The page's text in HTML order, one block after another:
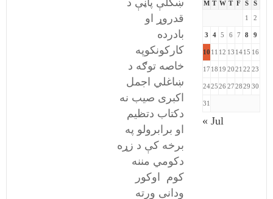
ښکلې پاڼې د
قدروړ او
بادرده
کارکونکوپه
خاصه توګه د
ښاغلي اجمل
اکبری صيب نه
دکتاب دتظيم
او برابرولو په
برخه کې د زړه
دکومي مننه
کوم اوکور
ودانی ورته
M T W T F S
S
1
2
3 4 5 6 7 8 9
10 11 12 13 1415 16
17 18 19 2021 22 23
2425 26 2728 29 30
31
« Jul